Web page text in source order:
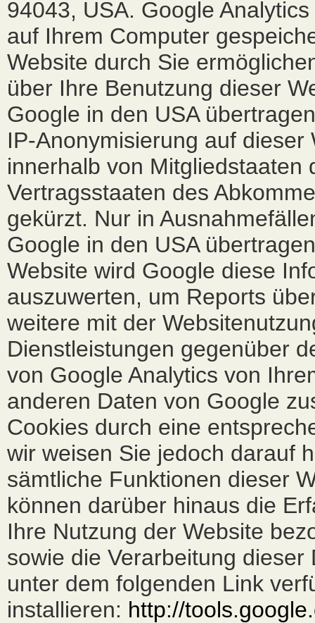
94043, USA. Google
auf Ihrem Computer
Website durch Sie
über Ihre Benutzung dieser
Google in den USA
IP-Anonymisierung auf
innerhalb von
Vertragsstaaten des
gekürzt. Nur in
Google in den USA
Website wird Google diese
auszuwerten, um Reports
weitere mit der
Dienstleistungen gegenüber
von Google Analytics von
anderen Daten von Google
Cookies durch eine
wir weisen Sie jedoch darauf
sämtliche Funktionen dieser
können darüber hinaus die
Ihre Nutzung der Website
sowie die Verarbeitung
unter dem folgenden Link
installieren: http://